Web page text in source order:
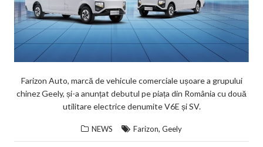
Farizon Auto, marcă de vehicule comerciale ușoare a grupului
chinez Geely, și-a anunțat debutul pe piața din România cu două
utilitare electrice denumite V6E și SV.
NEWS Farizon, Geely